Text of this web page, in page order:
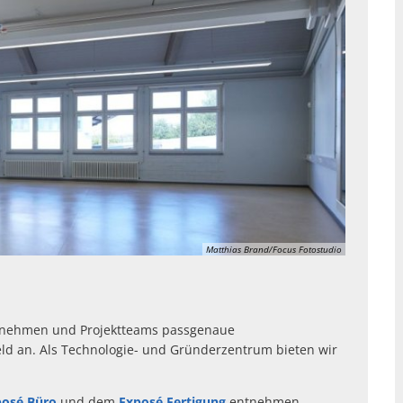
Matthias Brand/Focus Fotostudio
und Projektteams passgenaue
an. Als Technologie- und Gründerzentrum bieten wir